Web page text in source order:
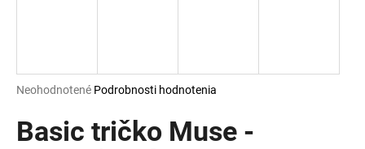
Priemerné
produktu
je
Neohodnotené Podrobnosti hodnotenia
Basic tričko Muse -
d